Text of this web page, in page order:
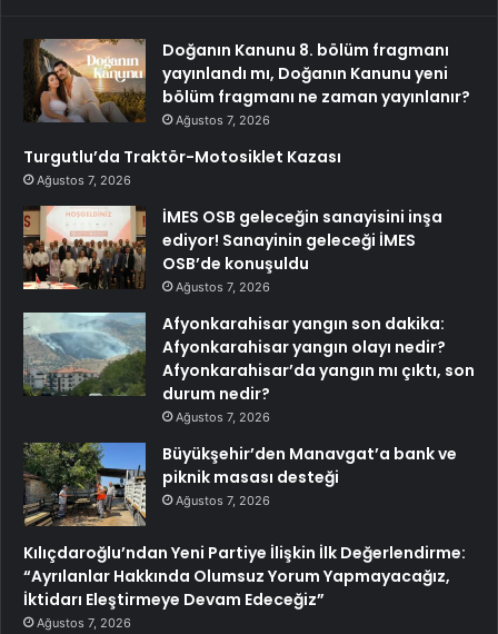
Doğanın Kanunu 8. bölüm fragmanı
yayınlandı mı, Doğanın Kanunu yeni
bölüm fragmanı ne zaman yayınlanır?
Ağustos 7, 2026
Turgutlu’da Traktör-Motosiklet Kazası
Ağustos 7, 2026
İMES OSB geleceğin sanayisini inşa
ediyor! Sanayinin geleceği İMES
OSB’de konuşuldu
Ağustos 7, 2026
Afyonkarahisar yangın son dakika:
Afyonkarahisar yangın olayı nedir?
Afyonkarahisar’da yangın mı çıktı, son
durum nedir?
Ağustos 7, 2026
Büyükşehir’den Manavgat’a bank ve
piknik masası desteği
Ağustos 7, 2026
Kılıçdaroğlu’ndan Yeni Partiye İlişkin İlk Değerlendirme:
“Ayrılanlar Hakkında Olumsuz Yorum Yapmayacağız,
İktidarı Eleştirmeye Devam Edeceğiz”
Ağustos 7, 2026